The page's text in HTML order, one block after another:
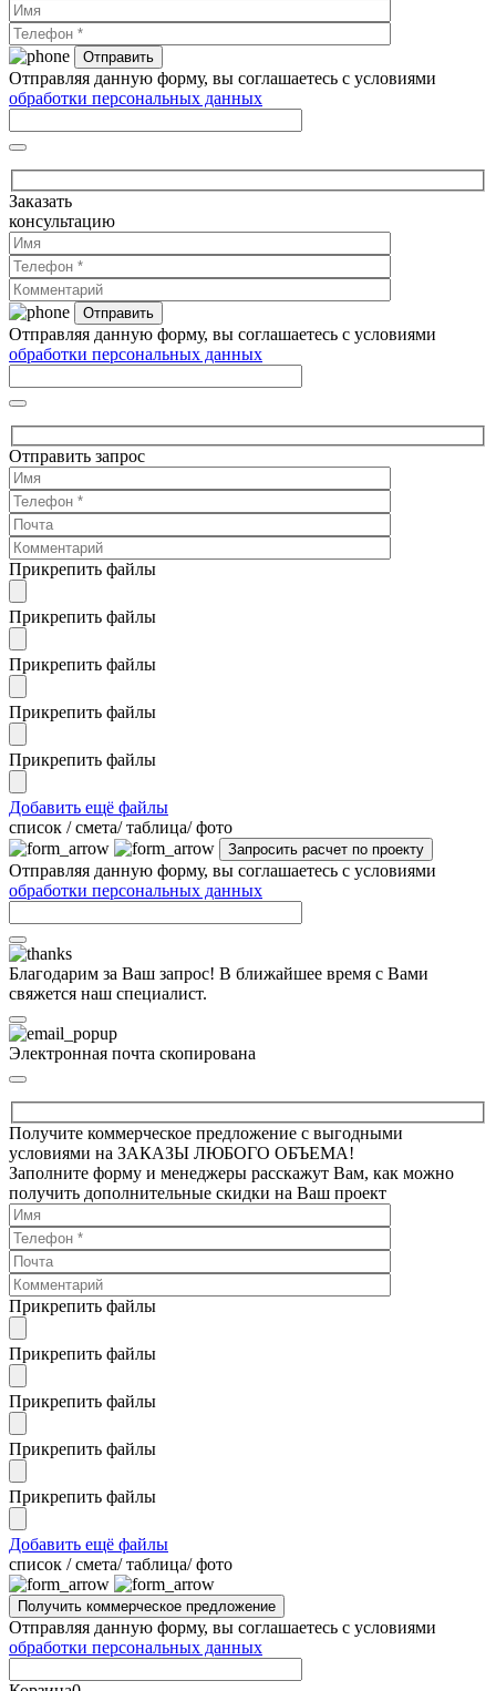
Отправляя данную форму, вы соглашаетесь с условиями
обработки персональных данных
Заказать
консультацию
Отправляя данную форму, вы соглашаетесь с условиями
обработки персональных данных
Отправить запрос
Прикрепить файлы
Прикрепить файлы
Прикрепить файлы
Прикрепить файлы
Прикрепить файлы
Добавить ещё файлы
cписок / смета/ таблица/ фото
Отправляя данную форму, вы соглашаетесь с условиями
обработки персональных данных
Благодарим за Ваш запрос! В ближайшее время с Вами
свяжется наш специалист.
Электронная почта скопирована
Получите коммерческое предложение с выгодными
условиями на ЗАКАЗЫ ЛЮБОГО ОБЪЕМА!
Заполните форму и менеджеры расскажут Вам, как можно
получить дополнительные скидки на Ваш проект
Прикрепить файлы
Прикрепить файлы
Прикрепить файлы
Прикрепить файлы
Прикрепить файлы
Добавить ещё файлы
cписок / смета/ таблица/ фото
Отправляя данную форму, вы соглашаетесь с условиями
обработки персональных данных